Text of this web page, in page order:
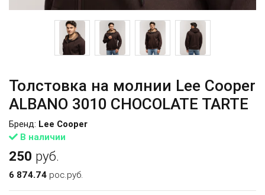
Толстовка на молнии Lee Cooper
ALBANO 3010 CHOCOLATE TARTE
В наличии
Бренд: Lee Cooper
250 руб.
6 874.74 рос.руб.